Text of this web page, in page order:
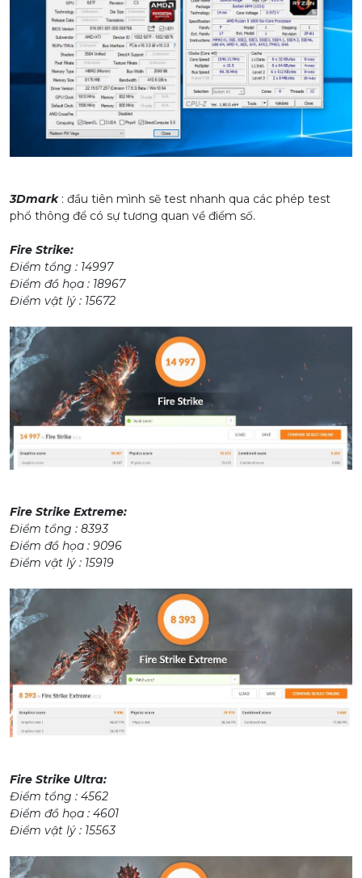
3Dmark: đầu tiên mình sẽ test nhanh qua các phép test
phổ thông để có sự tương quan về điểm số.
Fire Strike:
Điểm tổng : 14997
Điểm đồ họa : 18967
Điểm vật lý : 15672
Fire Strike Extreme:
Điểm tổng : 8393
Điểm đồ họa : 9096
Điểm vật lý : 15919
Fire Strike Ultra:
Điểm tổng : 4562
Điểm đồ họa : 4601
Điểm vật lý : 15563